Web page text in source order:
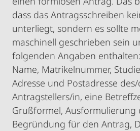
dass das Antragsschreiben
unterliegt, sondern es sollte
maschinell geschrieben sein
folgenden Angaben
Name, Matrikelnummer,
Adresse und Postadresse
Antragstellers/in, eine
Grußformel, Ausformulierung
Begründung für den Antrag,